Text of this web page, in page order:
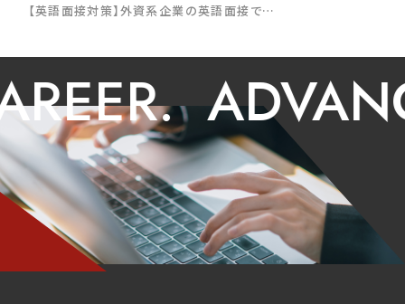
【英語面接対策】外資系企業の英語面接でよく聞かれる質問と回答例! – Part 1 –
ADVANCE